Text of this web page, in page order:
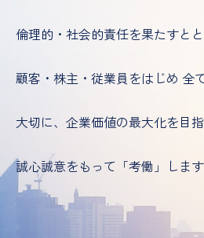
倫理的・社会的責任を果たすとと
顧客・株主・従業員をはじめ 全
大切に、企業価値の最大化を目指
誠心誠意をもって「考働」します